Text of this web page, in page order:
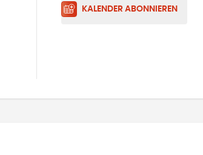
KALENDER ABONNIEREN